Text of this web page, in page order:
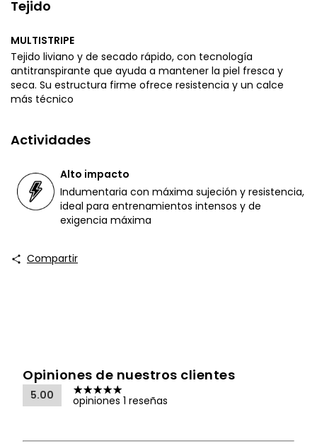
Tejido
MULTISTRIPE
Tejido liviano y de secado rápido, con tecnología
antitranspirante que ayuda a mantener la piel fresca y
seca. Su estructura firme ofrece resistencia y un calce
más técnico
Actividades
Alto impacto
Indumentaria con máxima sujeción y resistencia,
ideal para entrenamientos intensos y de
exigencia máxima
Compartir
Opiniones de nuestros clientes
5.00 opiniones 1 reseñas